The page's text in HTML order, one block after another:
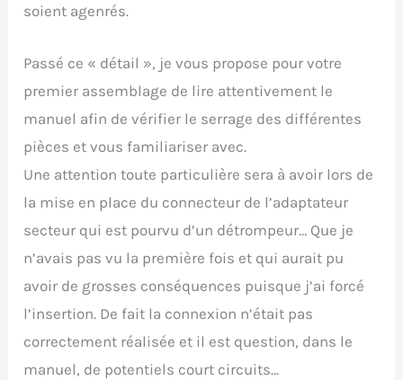
soient agenrés.
Passé ce « détail », je vous propose pour votre
premier assemblage de lire attentivement le
manuel afin de vérifier le serrage des différentes
pièces et vous familiariser avec.
Une attention toute particulière sera à avoir lors de
la mise en place du connecteur de l’adaptateur
secteur qui est pourvu d’un détrompeur… Que je
n’avais pas vu la première fois et qui aurait pu
avoir de grosses conséquences puisque j’ai forcé
l’insertion. De fait la connexion n’était pas
correctement réalisée et il est question, dans le
manuel, de potentiels court circuits…